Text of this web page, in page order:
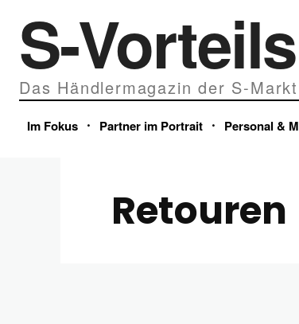
S-
Das Händlermagazin der S-
Im Fokus Partner im Portrait Personal &
Retouren